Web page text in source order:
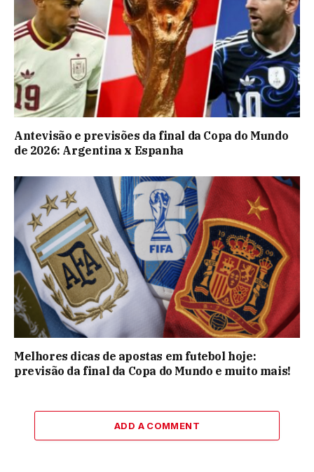
Antevisão e previsões da final da Copa do Mundo
de 2026: Argentina x Espanha
Melhores dicas de apostas em futebol hoje:
previsão da final da Copa do Mundo e muito mais!
ADD A COMMENT